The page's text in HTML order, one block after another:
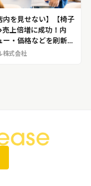
内を見せない】【椅子
上倍増に成功！内
ー・価格などを刷新
V字回復！立て直しの
株式会社